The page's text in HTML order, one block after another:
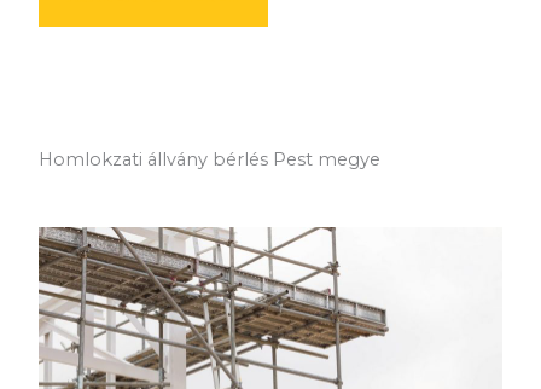
Homlokzati állvány bérlés Pest megye